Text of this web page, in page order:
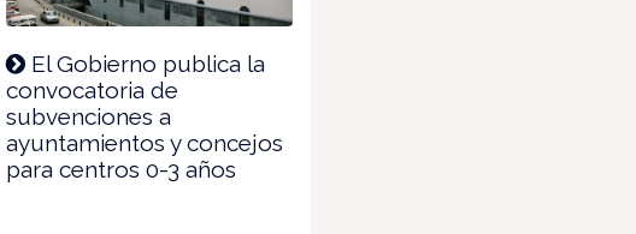
El Gobierno publica la
convocatoria de
subvenciones a
ayuntamientos y concejos
para centros 0-3 años